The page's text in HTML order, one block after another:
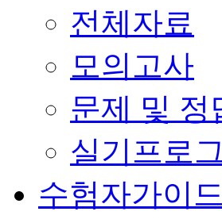
전체자료
모의고사
문제 및 정
실기프로
수험자가이드